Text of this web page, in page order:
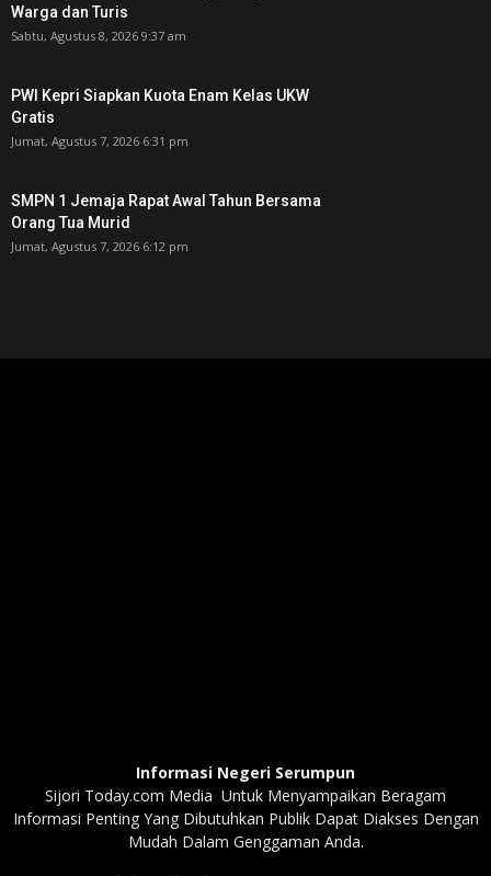
Warga dan Turis
Sabtu, Agustus 8, 2026 9:37 am
PWI Kepri Siapkan Kuota Enam Kelas UKW
Gratis
Jumat, Agustus 7, 2026 6:31 pm
SMPN 1 Jemaja Rapat Awal Tahun Bersama
Orang Tua Murid ‎
Jumat, Agustus 7, 2026 6:12 pm
Informasi Negeri Serumpun
Sijori Today.com Media Untuk Menyampaikan Beragam
Informasi Penting Yang Dibutuhkan Publik Dapat Diakses Dengan
Mudah Dalam Genggaman Anda.